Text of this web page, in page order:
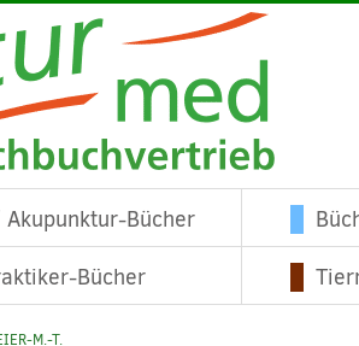
Akupunktur-Bücher
Bücher
M.-T.